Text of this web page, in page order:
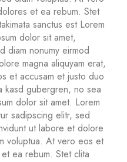
et ea rebum. Stet
sanctus est Lorem
dolor sit amet,
diam nonumy eirmod
magna aliquyam erat,
et accusam et justo duo
kasd gubergren, no sea
dolor sit amet. Lorem
sadipscing elitr, sed
ut labore et dolore
voluptua. At vero eos et
ea rebum. Stet clita